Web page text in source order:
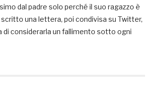
dal padre solo perché il suo ragazzo è
scritto una lettera, poi condivisa su Twitter,
di considerarla un fallimento sotto ogni